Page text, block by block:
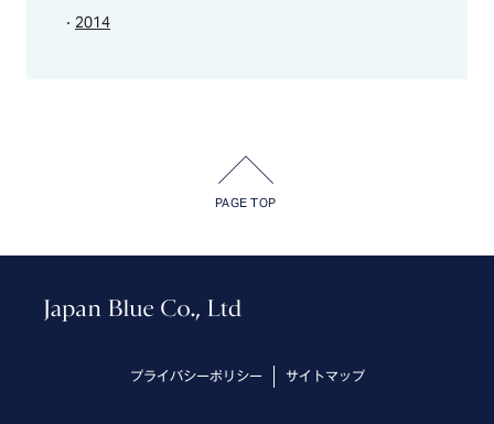
2014
プライバシーポリシー サイトマップ
PAGE TOP